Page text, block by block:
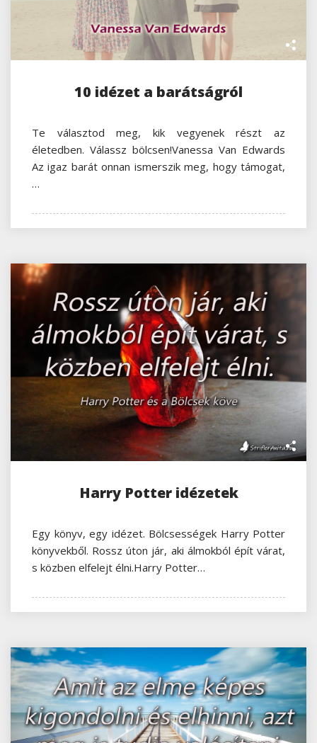
10 idézet a barátságról
Te választod meg, kik vegyenek részt az
életedben. Válassz bölcsen!Vanessa Van Edwards
Az igaz barát onnan ismerszik meg, hogy támogat,
…
Harry Potter idézetek
Egy könyv, egy idézet. Bölcsességek Harry Potter
könyvekből. Rossz úton jár, aki álmokból épít várat,
s közben elfelejt élni.Harry Potter…